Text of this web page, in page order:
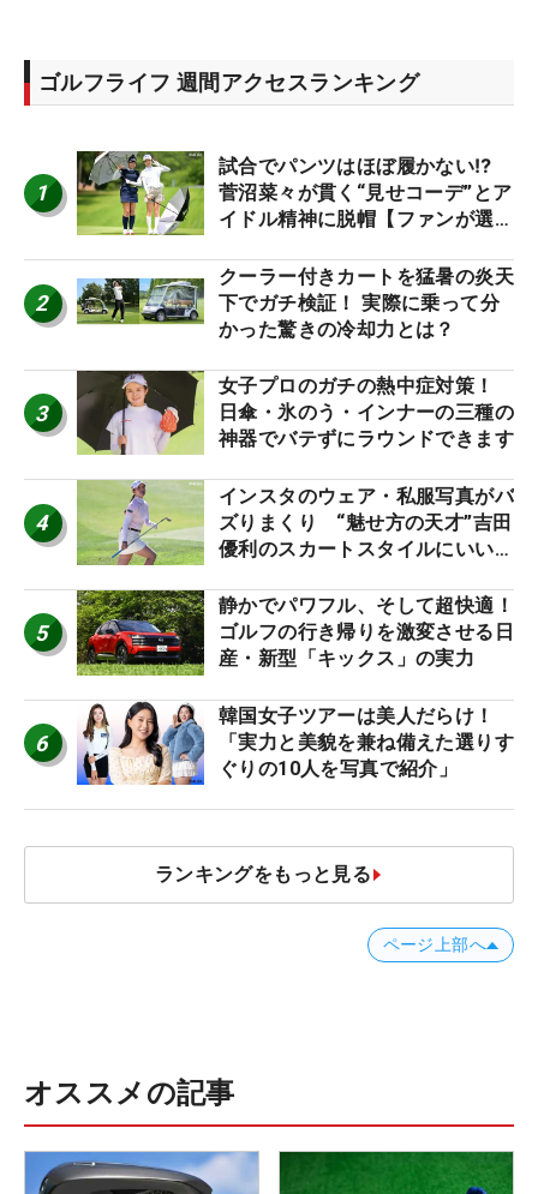
ゴルフライフ 週間アクセスランキング
1
試合でパンツはほぼ履かない⁉
菅沼菜々が貫く“見せコーデ”とア
イドル精神に脱帽【ファンが選ぶ
2
クーラー付きカートを猛暑の炎天
下でガチ検証！ 実際に乗って分
かった驚きの冷却力とは？
3
女子プロのガチの熱中症対策！
日傘・氷のう・インナーの三種の
神器でバテずにラウンドできます
4
インスタのウェア・私服写真がバ
ズりまくり “魅せ方の天才”吉田
優利のスカートスタイルにいい
5
静かでパワフル、そして超快適！
ゴルフの行き帰りを激変させる日
産・新型「キックス」の実力
6
韓国女子ツアーは美人だらけ！
「実力と美貌を兼ね備えた選りす
ぐりの10人を写真で紹介」
ランキングをもっと見る
ページ上部へ
オススメの記事